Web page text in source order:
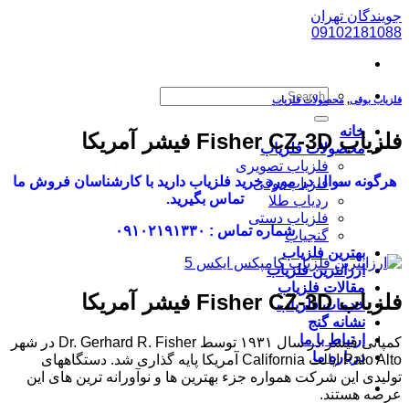
پرش
به
جویندگان تهران
09102181088
خانه
محصولات فلزیاب
فلزیاب تصویری
فلزیاب بوقی
ردیاب طلا
فلزیاب دستی
گنجیاب
بهترین فلزیاب
ارزانترین فلزیاب
مقالات فلزیاب
خدمات فلزیاب
نشانه گنج
ارتباط با ما
درباره ما
فلزیاب بوقی, محصولات فلزیاب
فلزیاب Fisher CZ-3D فیشر آمریکا
هرگونه سوال در مورد خرید فلزیاب دارید با کارشناسان فروش ما
تماس بگیرید.
شماره تماس : ۰۹۱۰۲۱۹۱۳۳۰
فلزیاب Fisher CZ-3D فیشر آمریکا
کمپانی فیشر در سال ۱۹۳۱ توسط Dr. Gerhard R. Fisher در شهر
Palo Alto ایالت California آمریکا پایه گذاری شد. دستگاههای
تولیدی این شرکت همواره جزء بهترین ها و نوآورانه ترین های این
عرصه هستند.